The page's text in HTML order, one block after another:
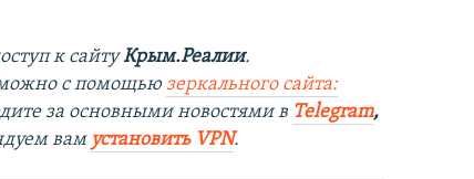
к сайтуКрым.Реалии.
с помощьюзеркального сайта:
за основными новостями в Telegram,
вам установить VPN.